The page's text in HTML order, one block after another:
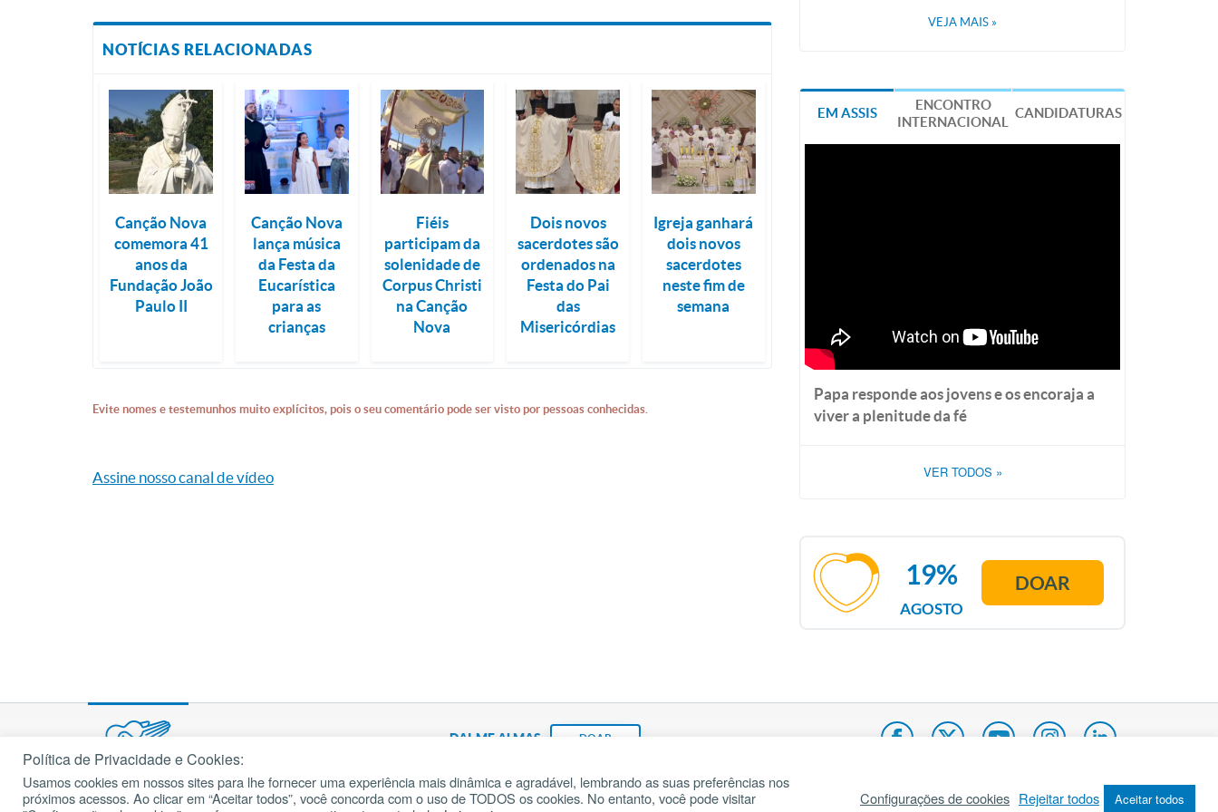
NOTÍCIAS RELACIONADAS
Canção Nova
comemora 41
anos da
Fundação João
Paulo II
Canção Nova
lança música
da Festa da
Eucarística
para as
crianças
Fiéis
participam da
solenidade de
Corpus Christi
na Canção
Nova
Dois novos
sacerdotes são
ordenados na
Festa do Pai
das
Misericórdias
Igreja ganhará
dois novos
sacerdotes
neste fim de
semana
Evite nomes e testemunhos muito explícitos, pois o seu comentário pode ser visto por pessoas conhecidas.
Assine nosso canal de vídeo
VEJA MAIS »
EM ASSIS
ENCONTRO
INTERNACIONAL
CANDIDATURAS
Papa responde aos jovens e os encoraja a
viver a plenitude da fé
VER TODOS »
AGOSTO
19% DOAR
DAI-ME ALMAS DOAR
Fundação João Paulo II Pedido de Oração Mapa do site Internacional
cancaonova.com© 2002 – 2026
Todos os direitos reservados.
Política de Privacidade e Cookies:
Usamos cookies em nossos sites para lhe fornecer uma experiência mais dinâmica e agradável, lembrando as suas preferências nos
próximos acessos. Ao clicar em “Aceitar todos”, você concorda com o uso de TODOS os cookies. No entanto, você pode visitar
Configurações de cookies Rejeitar todos Aceitar todos